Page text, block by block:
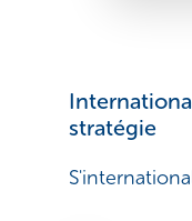
stratégie